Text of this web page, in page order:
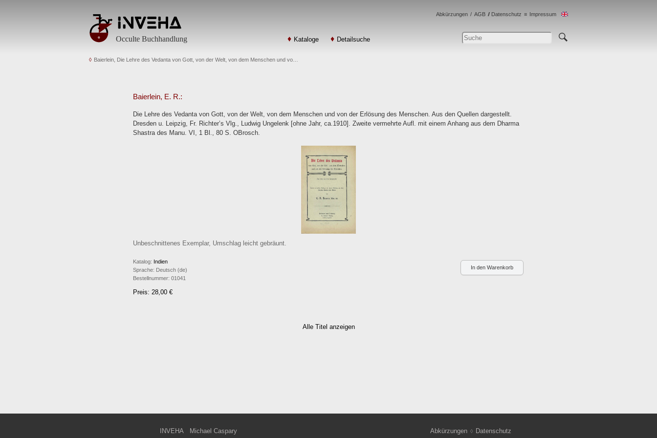
Occulte Buchhandlung Kataloge Detailsuche
Abkürzungen AGB Datenschutz Impressum
Baierlein, Die Lehre des Vedanta von Gott, von der Welt, von dem Menschen und vo…
Baierlein, E. R.:
Die Lehre des Vedanta von Gott, von der Welt, von dem Menschen und von der Erlösung des Menschen. Aus den Quellen dargestellt.
Dresden u. Leipzig, Fr. Richter’s Vlg., Ludwig Ungelenk [ohne Jahr, ca.1910]. Zweite vermehrte Aufl. mit einem Anhang aus dem Dharma
Shastra des Manu. VI, 1 Bl., 80 S. OBrosch.
Unbeschnittenes Exemplar, Umschlag leicht gebräunt.
Katalog: Indien
Sprache: Deutsch (de)
Bestellnummer: 01041
Preis: 28,00 €
Alle Titel anzeigen
INVEHA
Michael Caspary
Abkürzungen
Datenschutz